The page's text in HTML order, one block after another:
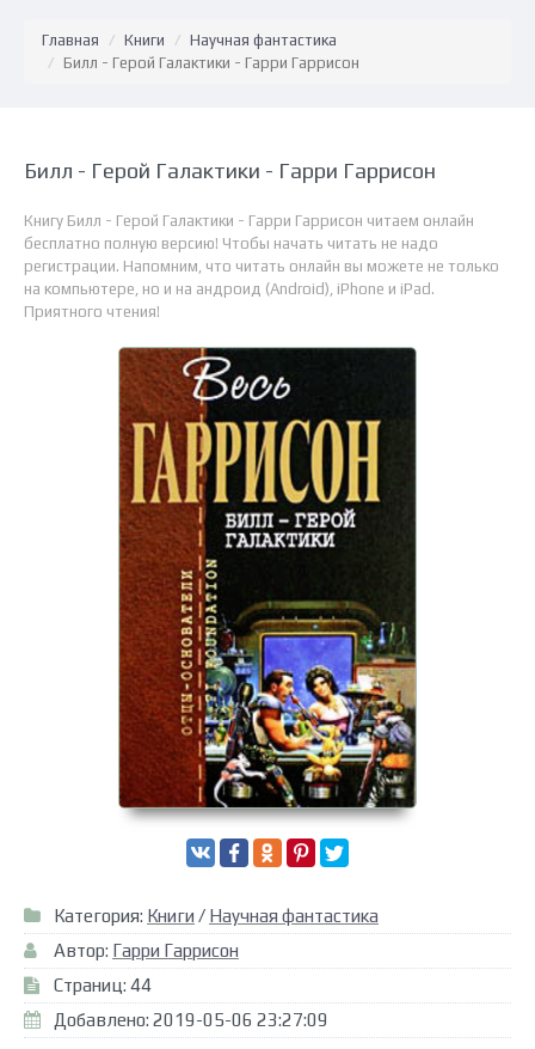
Главная Книги
Научная фантастика
Билл - Герой Галактики - Гарри Гаррисон
Билл - Герой Галактики - Гарри Гаррисон
Книгу Билл - Герой Галактики - Гарри Гаррисон читаем онлайн
бесплатно полную версию! Чтобы начать читать не надо
регистрации. Напомним, что читать онлайн вы можете не только
на компьютере, но и на андроид (Android), iPhone и iPad.
Приятного чтения!
Категория: Книги / Научная фантастика
Автор: Гарри Гаррисон
Страниц: 44
Добавлено: 2019-05-06 23:27:09